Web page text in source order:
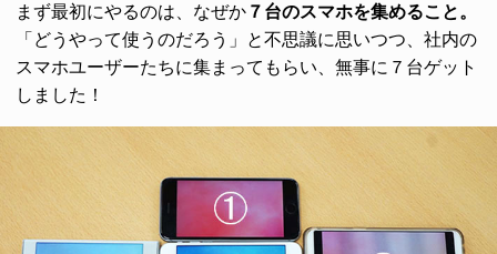
まず最初にやるのは、なぜか ７台のスマホを集めること。
「どうやって使うのだろう」と不思議に思いつつ、社内の
スマホユーザーたちに集まってもらい、無事に７台ゲット
しました！